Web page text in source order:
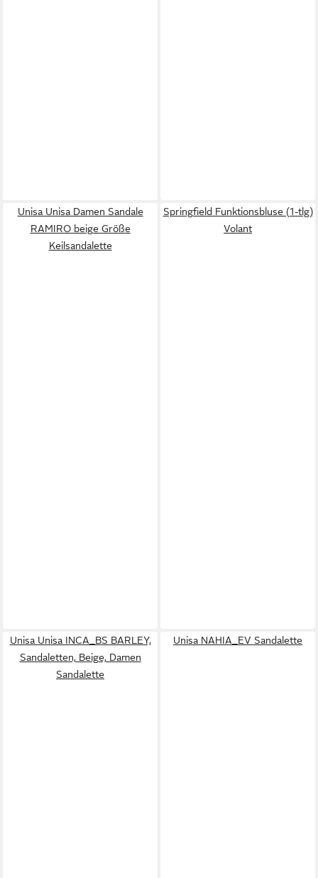
Unisa Unisa Damen Sandale
RAMIRO beige Größe
Keilsandalette
Springfield Funktionsbluse (1-tlg)
Volant
Unisa Unisa INCA_BS BARLEY,
Sandaletten, Beige, Damen
Sandalette
Unisa NAHIA_EV Sandalette